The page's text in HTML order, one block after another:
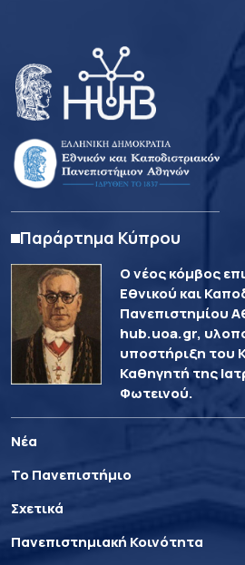
Παράρτημα Κύπρου
Ο νέος κόμβος
Εθνικού και
Πανεπιστημίου
hub.uoa.gr,
υποστήριξη του
Καθηγητή της
Φωτεινού.
Νέα
Το Πανεπιστήμιο
Σχετικά
Πανεπιστημιακή Κοινότητα